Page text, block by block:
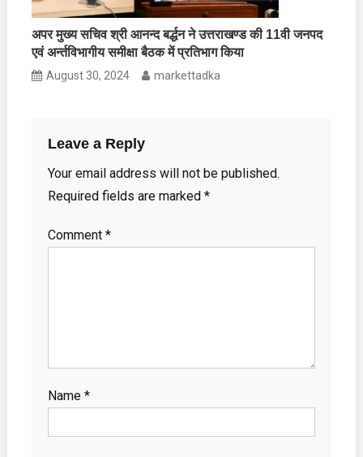
अपर मुख्य सचिव श्री आनन्द बर्द्धन ने उत्तराखण्ड की 11वी जनपद
एवं अर्न्तविभागीय समीक्षा बैठक में प्रतिभाग किया
August 30, 2024 markettadka
Leave a Reply
Your email address will not be published.
Required fields are marked *
Comment *
Name *